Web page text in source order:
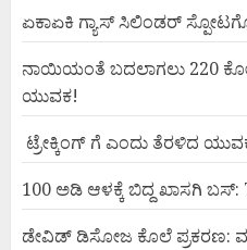
ಏಕಾಏಕಿ ಗ್ಯಾಸ್ ಸಿಲಿಂಡರ್
ನಾಯಿಯಂತೆ ಬದಲಾಗಲು 220
ಯುವಕ!
ಟ್ರೇಕ್ಕಿಂಗ್ ಗೆ ಎಂದು ತೆರಳಿದ
100 ಅಡಿ ಆಳಕ್ಕೆ ಬಿದ್ದ ಖಾಸಗಿ
ಡೇವಿಡ್ ಡಿಸೋಜ ಕೊಲೆ ಪ್ರಕರಣ: